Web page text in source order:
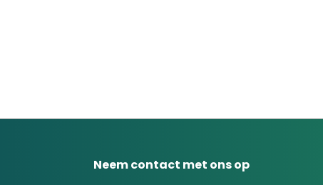
Neem contact met ons op